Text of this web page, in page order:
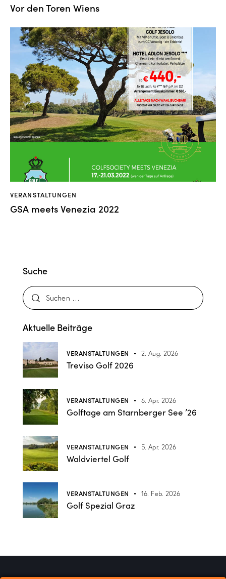
Vor den Toren Wiens
VERANSTALTUNGEN
GSA meets Venezia 2022
Suche
Aktuelle Beiträge
VERANSTALTUNGEN 2. Aug. 2026
Treviso Golf 2026
VERANSTALTUNGEN 6. Apr. 2026
Golftage am Starnberger See ’26
VERANSTALTUNGEN 5. Apr. 2026
Waldviertel Golf
VERANSTALTUNGEN 16. Feb. 2026
Golf Spezial Graz